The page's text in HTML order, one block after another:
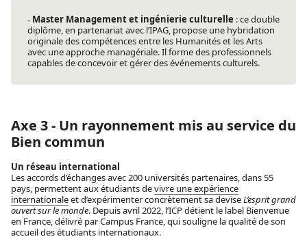
- Master Management et ingénierie culturelle : ce double
diplôme, en partenariat avec l’IPAG, propose une hybridation
originale des compétences entre les Humanités et les Arts
avec une approche managériale. Il forme des professionnels
capables de concevoir et gérer des événements culturels.
Axe 3 - Un rayonnement mis au service du
Bien commun
Un réseau international
Les accords d’échanges avec 200 universités partenaires, dans 55
pays, permettent aux étudiants devivre une expérience
internationaleet d’expérimenter concrètement sa deviseL’esprit grand
ouvert sur le monde. Depuis avril 2022, l’ICP détient le label Bienvenue
en France, délivré par Campus France, qui souligne la qualité de son
accueil des étudiants internationaux.